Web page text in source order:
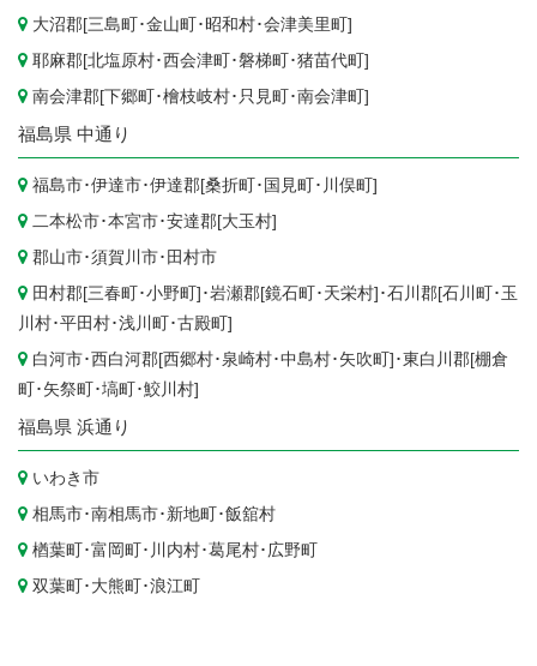
大沼郡[三島町 ･金山町 ･ 昭和村･会津美里町 ]
耶麻郡[北塩原村･西会津町 ･磐梯町 ･猪苗代町 ]
南会津郡[下郷町 ･檜枝岐村･ 只見町 ･南会津町 ]
福島県 中通り
福島市･伊達市･伊達郡[桑折町 ･ 国見町 ･ 川俣町 ]
二本松市･本宮市･安達郡[大玉村]
郡山市･須賀川市･ 田村市
田村郡[三春町 ･小野町 ]･岩瀬郡[鏡石町 ･ 天栄村]･石川郡[石川町 ･ 玉
川村･平田村･浅川町 ･古殿町 ]
白河市･西白河郡[西郷村･ 泉崎村･中島村･ 矢吹町 ]･東白川郡[棚倉
町 ･ 矢祭町 ･塙町 ･鮫川村]
福島県 浜通り
いわき市
相馬市･南相馬市･ 新地町 ･飯舘村
楢葉町 ･富岡町 ･ 川内村･葛尾村･ 広野町
双葉町 ･ 大熊町 ･浪江町